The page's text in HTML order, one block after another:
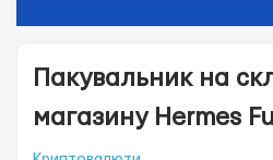
Пакувальник на
магазину Hermes